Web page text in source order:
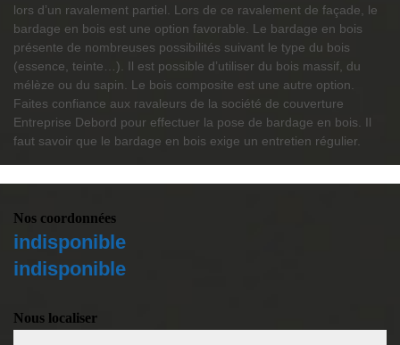
lors d’un ravalement partiel. Lors de ce ravalement de façade, le
bardage en bois est une option favorable. Le bardage en bois
présente de nombreuses possibilités suivant le type du bois
(essence, teinte…). Il est possible d’utiliser du bois massif, du
mélèze ou du sapin. Le bois composite est une autre option.
Faites confiance aux ravaleurs de la société de couverture
Entreprise Debord pour effectuer la pose de bardage en bois. Il
faut savoir que le bardage en bois exige un entretien régulier.
Nos coordonnées
indisponible
indisponible
Nous localiser